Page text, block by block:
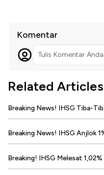
Komentar
Tulis Komentar
Related Articles
Breaking News! IHSG Tiba-
Breaking News! IHSG Anjlok
Breaking! IHSG Melesat